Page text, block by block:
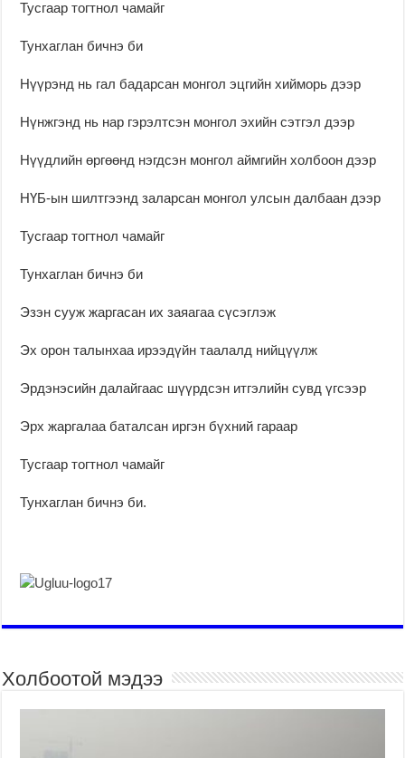
Тусгаар тогтнол чамайг
Тунхаглан бичнэ би
Нүүрэнд нь гал бадарсан монгол эцгийн хийморь дээр
Нүнжгэнд нь нар гэрэлтсэн монгол эхийн сэтгэл дээр
Нүүдлийн өргөөнд нэгдсэн монгол аймгийн холбоон дээр
НҮБ-ын шилтгээнд заларсан монгол улсын далбаан дээр
Тусгаар тогтнол чамайг
Тунхаглан бичнэ би
Эзэн сууж жаргасан их заяагаа сүсэглэж
Эх орон талынхаа ирээдүйн таалалд нийцүүлж
Эрдэнэсийн далайгаас шүүрдсэн итгэлийн сувд үгсээр
Эрх жаргалаа баталсан иргэн бүхний гараар
Тусгаар тогтнол чамайг
Тунхаглан бичнэ би.
Холбоотой мэдээ